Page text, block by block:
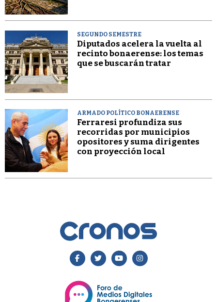
SEGUNDO SEMESTRE
Diputados acelera la vuelta al
recinto bonaerense: los temas
que se buscarán tratar
ARMADO POLÍTICO BONAERENSE
Ferraresi profundiza sus
recorridas por municipios
opositores y suma dirigentes
con proyección local